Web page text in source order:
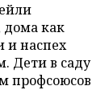
дома как
и наспех
Дети в саду
профсоюсов